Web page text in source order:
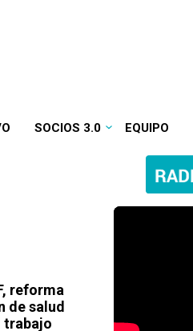
SOCIOS 3.0 EQUIPO
reforma
de salud
trabajo